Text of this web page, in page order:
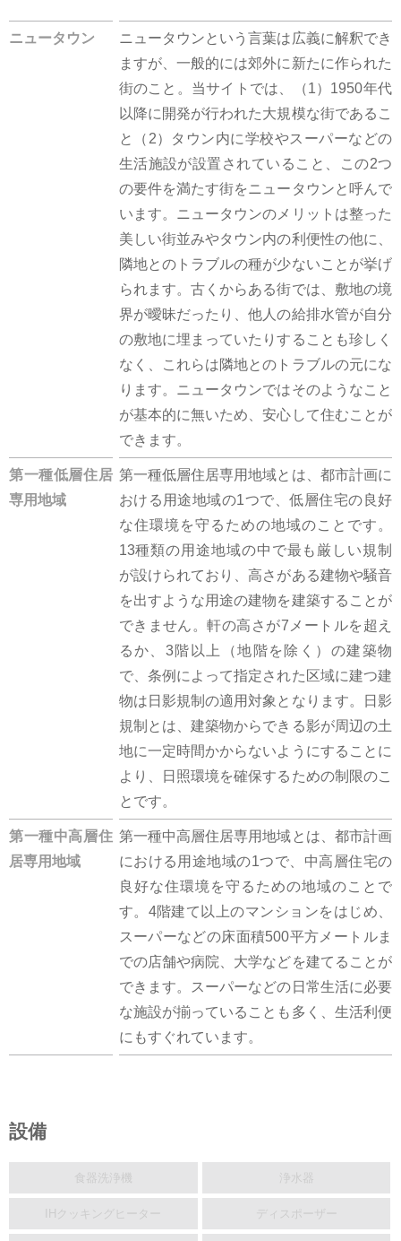
ニュータウン
ニュータウンという言葉は広義に解釈でき
ますが、一般的には郊外に新たに作られた
街のこと。当サイトでは、（1）1950年代
以降に開発が行われた大規模な街であるこ
と（2）タウン内に学校やスーパーなどの
生活施設が設置されていること、この2つ
の要件を満たす街をニュータウンと呼んで
います。ニュータウンのメリットは整った
美しい街並みやタウン内の利便性の他に、
隣地とのトラブルの種が少ないことが挙げ
られます。古くからある街では、敷地の境
界が曖昧だったり、他人の給排水管が自分
の敷地に埋まっていたりすることも珍しく
なく、これらは隣地とのトラブルの元にな
ります。ニュータウンではそのようなこと
が基本的に無いため、安心して住むことが
できます。
第一種低層住居
専用地域
第一種低層住居専用地域とは、都市計画に
おける用途地域の1つで、低層住宅の良好
な住環境を守るための地域のことです。
13種類の用途地域の中で最も厳しい規制
が設けられており、高さがある建物や騒音
を出すような用途の建物を建築することが
できません。軒の高さが7メートルを超え
るか、3階以上（地階を除く）の建築物
で、条例によって指定された区域に建つ建
物は日影規制の適用対象となります。日影
規制とは、建築物からできる影が周辺の土
地に一定時間かからないようにすることに
より、日照環境を確保するための制限のこ
とです。
第一種中高層住
居専用地域
第一種中高層住居専用地域とは、都市計画
における用途地域の1つで、中高層住宅の
良好な住環境を守るための地域のことで
す。4階建て以上のマンションをはじめ、
スーパーなどの床面積500平方メートルま
での店舗や病院、大学などを建てることが
できます。スーパーなどの日常生活に必要
な施設が揃っていることも多く、生活利便
にもすぐれています。
設備
食器洗浄機 浄水器
IHクッキングヒーター ディスポーザー